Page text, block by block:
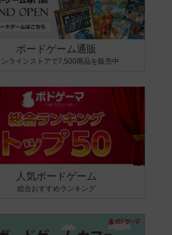
ボードゲーム通販
ンラインストアで7,500商品を販売中
人気ボードゲーム
総合おすすめランキング